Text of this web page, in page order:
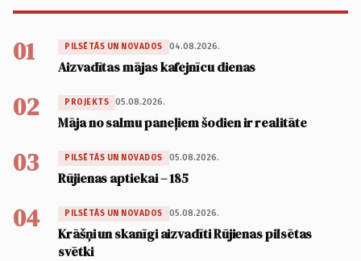
01 PILSĒTĀS UN NOVADOS 04.08.2026.
Aizvadītas mājas kafejnīcu dienas
02 PROJEKTS 05.08.2026.
Māja no salmu paneļiem šodien ir realitāte
03 PILSĒTĀS UN NOVADOS 05.08.2026.
Rūjienas aptiekai – 185
04 PILSĒTĀS UN NOVADOS 05.08.2026.
Krāšņi un skanīgi aizvadīti Rūjienas pilsētas
svētki